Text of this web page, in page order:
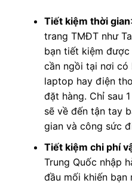
Tiết kiệm thời gian
trang TMĐT như
bạn tiết kiệm
cần ngồi tại nơi có
laptop hay điện
đặt hàng. Chỉ sau
sẽ về đến tận tay
gian và công sức
Tiết kiệm chi phí
Trung Quốc nhập
đầu mối khiến bạn